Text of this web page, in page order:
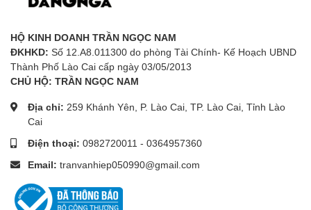
HỘ KINH DOANH TRẦN NGỌC NAM
ĐKHKD: Số 12.A8.011300 do phòng Tài Chính- Kế Hoạch UBND
Thành Phố Lào Cai cấp ngày 03/05/2013
CHỦ HỘ: TRẦN NGỌC NAM
Địa chỉ: 259 Khánh Yên, P. Lào Cai, TP. Lào Cai, Tỉnh Lào
Cai
Điện thoại: 0982720011 - 0364957360
Email: tranvanhiep050990@gmail.com